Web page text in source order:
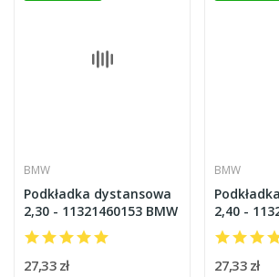
BMW
Podkładka dystansowa
2,30 - 11321460153 BMW
27,33 zł
BMW
2,40 -
27,33 zł